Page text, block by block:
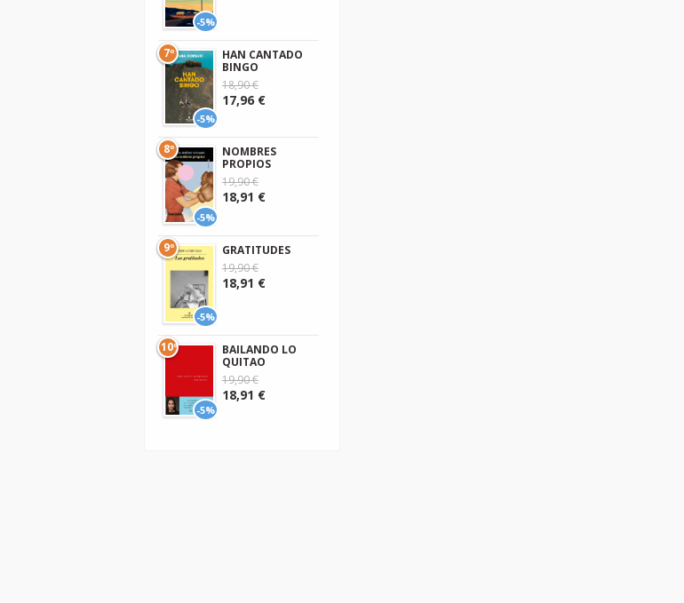
-5%
-5%
7º
HAN CANTADO
BINGO
18,90 €
17,96 €
-5%
8º
NOMBRES
PROPIOS
19,90 €
18,91 €
-5%
9º
GRATITUDES
19,90 €
18,91 €
-5%
10º
BAILANDO LO
QUITAO
19,90 €
18,91 €